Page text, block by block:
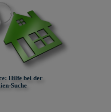
Hilfe bei der
Suche